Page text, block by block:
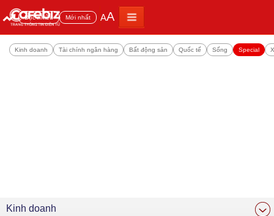
Đọc nhiều Mới nhất AA
Kinh doanh Tài chính ngân hàng Bất động sản Quốc tế Sống Special
Kinh doanh